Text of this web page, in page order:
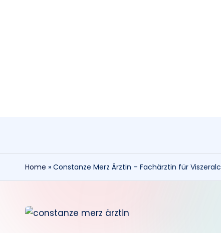
Home » Constanze Merz Ärztin – Fachärztin für